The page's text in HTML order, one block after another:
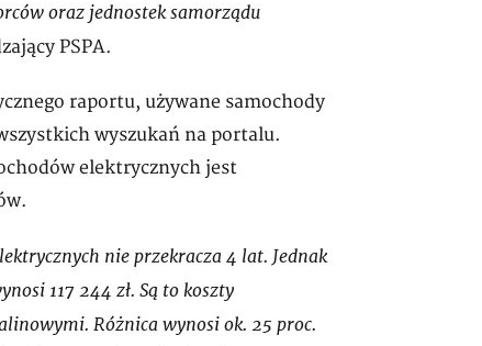
oraz jednostek samorządu
PSPA.
raportu, używane samochody
wyszukań na portalu.
elektrycznych jest
nie przekracza 4 lat. Jednak
117 244 zł. Są to koszty
Różnica wynosi ok. 25 proc.